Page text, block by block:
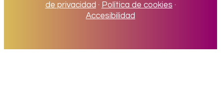
de privacidad · Política de cookies ·
Accesibilidad